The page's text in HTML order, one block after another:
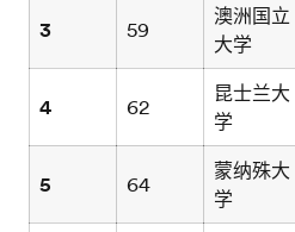
3 59
澳洲国立
大学
4 62
昆士兰大
学
5 64
蒙纳殊大
学